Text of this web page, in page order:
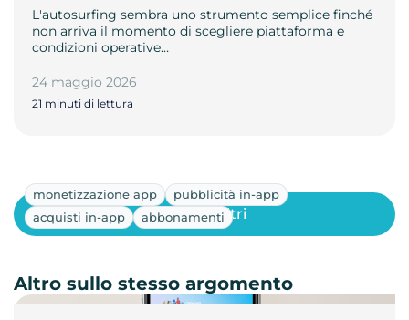
L'autosurfing sembra uno strumento semplice finché
non arriva il momento di scegliere piattaforma e
condizioni operative…
24 maggio 2026
21 minuti di lettura
monetizzazione app
pubblicità in-app
acquisti in-app
abbonamenti
Mostra altri
Altro sullo stesso argomento